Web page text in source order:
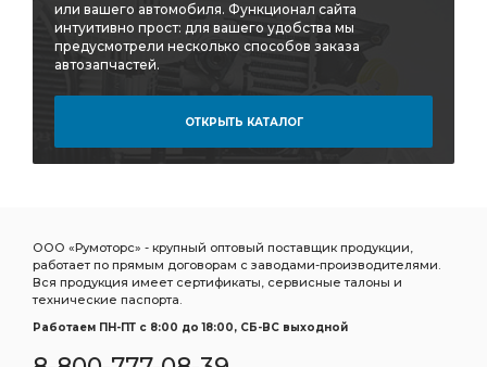
или вашего автомобиля. Функционал сайта
интуитивно прост: для вашего удобства мы
предусмотрели несколько способов заказа
автозапчастей.
ОТКРЫТЬ КАТАЛОГ
ООО «Румоторс» - крупный оптовый поставщик продукции,
работает по прямым договорам с заводами-производителями.
Вся продукция имеет сертификаты, сервисные талоны и
технические паспорта.
Работаем ПН-ПТ c 8:00 до 18:00, СБ-ВС выходной